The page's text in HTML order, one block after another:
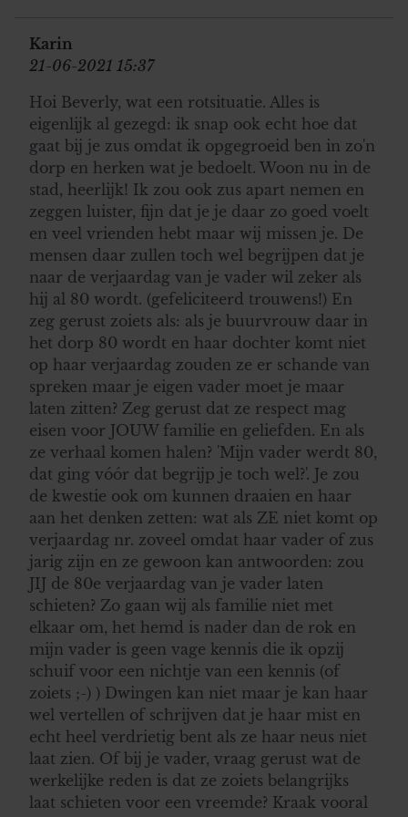
Karin
21-06-2021 15:37
Hoi Beverly, wat een rotsituatie. Alles is
eigenlijk al gezegd: ik snap ook echt hoe dat
gaat bij je zus omdat ik opgegroeid ben in zo'n
dorp en herken wat je bedoelt. Woon nu in de
stad, heerlijk! Ik zou ook zus apart nemen en
zeggen luister, fijn dat je je daar zo goed voelt
en veel vrienden hebt maar wij missen je. De
mensen daar zullen toch wel begrijpen dat je
naar de verjaardag van je vader wil zeker als
hij al 80 wordt. (gefeliciteerd trouwens!) En
zeg gerust zoiets als: als je buurvrouw daar in
het dorp 80 wordt en haar dochter komt niet
op haar verjaardag zouden ze er schande van
spreken maar je eigen vader moet je maar
laten zitten? Zeg gerust dat ze respect mag
eisen voor JOUW familie en geliefden. En als
ze verhaal komen halen? 'Mijn vader werdt 80,
dat ging vóór dat begrijp je toch wel?'. Je zou
de kwestie ook om kunnen draaien en haar
aan het denken zetten: wat als ZE niet komt op
verjaardag nr. zoveel omdat haar vader of zus
jarig zijn en ze gewoon kan antwoorden: zou
JIJ de 80e verjaardag van je vader laten
schieten? Zo gaan wij als familie niet met
elkaar om, het hemd is nader dan de rok en
mijn vader is geen vage kennis die ik opzij
schuif voor een nichtje van een kennis (of
zoiets ;-) ) Dwingen kan niet maar je kan haar
wel vertellen of schrijven dat je haar mist en
echt heel verdrietig bent als ze haar neus niet
laat zien. Of bij je vader, vraag gerust wat de
werkelijke reden is dat ze zoiets belangrijks
laat schieten voor een vreemde? Kraak vooral